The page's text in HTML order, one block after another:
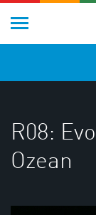
R08:
Ozean